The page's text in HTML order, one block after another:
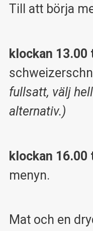
Till att börja
klockan
fullsatt, välj
alternativ.)
klockan 16.00
menyn.
Mat och en